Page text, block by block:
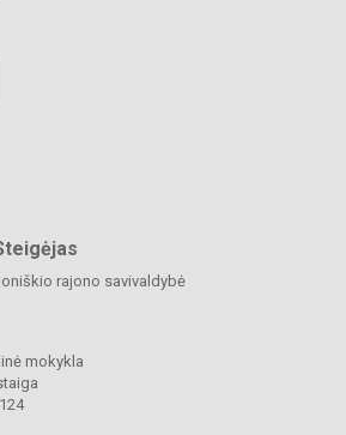
rajono savivaldybė
mokykla